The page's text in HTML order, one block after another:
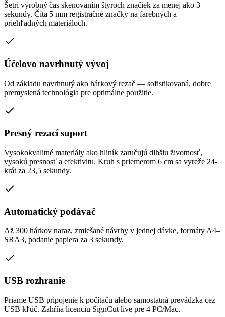
Šetrí výrobný čas skenovaním štyroch značiek za menej ako 3
sekundy. Číta 5 mm registračné značky na farebných a
priehľadných materiáloch.
Účelovo navrhnutý vývoj
Od základu navrhnutý ako hárkový rezač — sofistikovaná, dobre
premyslená technológia pre optimálne použitie.
Presný rezací suport
Vysokokvalitné materiály ako hliník zaručujú dlhšiu životnosť,
vysokú presnosť a efektivitu. Kruh s priemerom 6 cm sa vyreže 24-
krát za 23,5 sekundy.
Automatický podávač
Až 300 hárkov naraz, zmiešané návrhy v jednej dávke, formáty A4–
SRA3, podanie papiera za 3 sekundy.
USB rozhranie
Priame USB pripojenie k počítaču alebo samostatná prevádzka cez
USB kľúč. Zahŕňa licenciu SignCut live pre 4 PC/Mac.